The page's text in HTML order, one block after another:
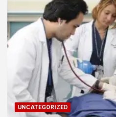
UNCATEGORIZED